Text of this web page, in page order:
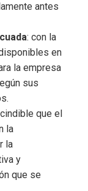
antes
: con la
en
la empresa
sus
que el
la
la
y
que se